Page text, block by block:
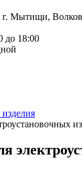
Мытищи,
до 18:00